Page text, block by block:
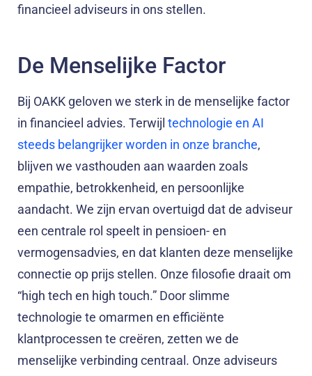
financieel adviseurs in ons stellen.
De Menselijke Factor
Bij OAKK geloven we sterk in de menselijke factor
in financieel advies. Terwijl technologie en AI
steeds belangrijker worden in onze branche,
blijven we vasthouden aan waarden zoals
empathie, betrokkenheid, en persoonlijke
aandacht. We zijn ervan overtuigd dat de adviseur
een centrale rol speelt in pensioen- en
vermogensadvies, en dat klanten deze menselijke
connectie op prijs stellen. Onze filosofie draait om
“high tech en high touch.” Door slimme
technologie te omarmen en efficiënte
klantprocessen te creëren, zetten we de
menselijke verbinding centraal. Onze adviseurs